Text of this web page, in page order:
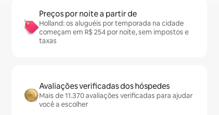
Preços por noite a partir de
Holland: os aluguéis por temporada na cidade
começam em R$ 254 por noite, sem impostos e
taxas
Avaliações verificadas dos hóspedes
Mais de 11.370 avaliações verificadas para ajudar
você a escolher